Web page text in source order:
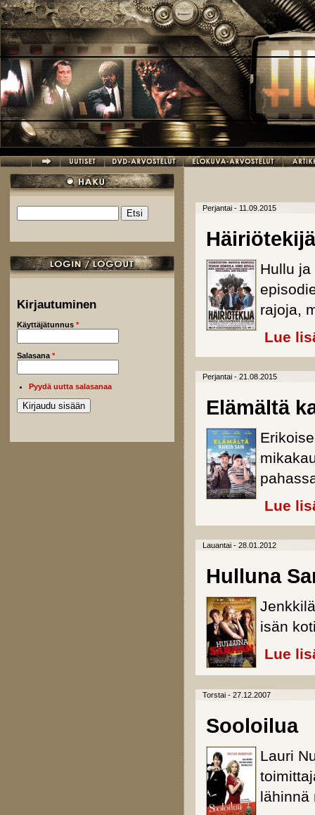
Hyppää pääsisältöön
Hakulomake
Kirjautuminen
Käyttäjätunnus *
Salasana *
Pyydä uutta salasanaa
Perjantai - 11.09.2015
Häiriötekijä
Hullu
rajoja,
Lue
Perjantai - 21.08.2015
Elämältä
Lue
Lauantai - 28.01.2012
Hulluna
isän
Lue
Torstai - 27.12.2007
Sooloilua
Lauri
lähinnä